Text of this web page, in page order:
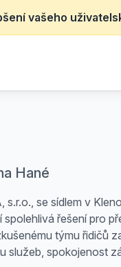
vašeho
Hané
s.r.o., se sídlem v
řešení pro
týmu řidičů
služeb, spokojenost